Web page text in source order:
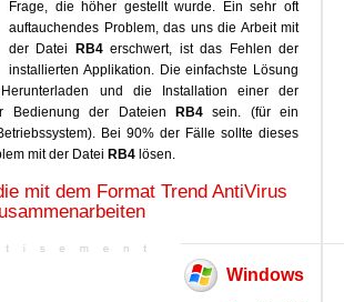
Frage, die höher gestellt wurde. Ein sehr oft
auftauchendes Problem, das uns die Arbeit mit
der Datei
RB4erschwert, ist das Fehlen der
installierten Applikation. Die einfachste Lösung
und die Installation einer der
Bedienung der Dateien
RB4sein. (für ein
Bei 90% der Fälle sollte dieses
mit der Datei RB4 lösen.
mit dem Format Trend AntiVirus
Windows